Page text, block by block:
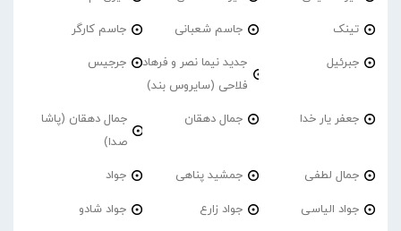
تینک جاسم شعبانی جاسم کارگر
جبرئیل
جدید نیما نصر و فرهاد
فلاحی (سایروس بند)
جرجیس
جعفر یار خدا جمال دهقان
جمال دهقان (پاشا
صدا)
جمال لطفی جمشید پناهی جواد
جواد الیاسی جواد زارع جواد شادو